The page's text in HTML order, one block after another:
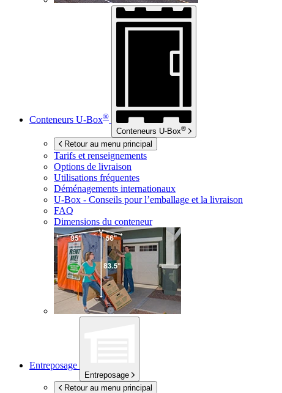
Conteneurs U-Box®
Conteneurs U-Box®
Retour au menu principal
Tarifs et renseignements
Options de livraison
Utilisations fréquentes
Déménagements internationaux
U-Box - Conseils pour l’emballage et la livraison
FAQ
Dimensions du conteneur
Entreposage
Entreposage
Retour au menu principal